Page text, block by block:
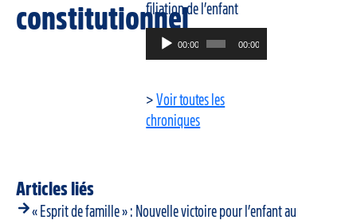
Articles liés
« Esprit de famille » : Nouvelle victoire pour l’enfant au
constitutionnelfiliation de l’enfant
Lecteur
audio
00:00 00:00
>Voir toutes les
chroniques